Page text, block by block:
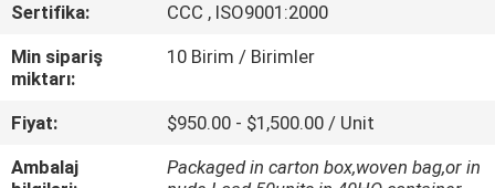
FABRIKA
TURU
KALITE
KONTROL
Sertifika:
CCC , ISO9001:2000
Min sipariş
miktarı:
10 Birim / Birimler
Fiyat:
$950.00 - $1,500.00 / Unit
Ambalaj
Packaged in carton box,woven bag,or in